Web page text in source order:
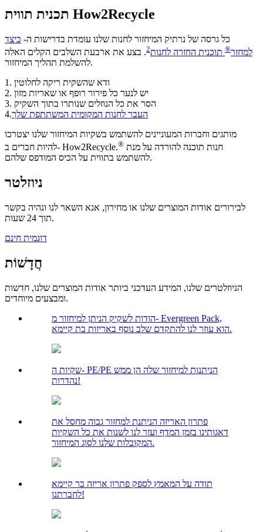
תכנית תווית How2Recycle
כל גרסה של נרתיק המיחזור לחנות שלנו עומדת בדרישות ה- כיצד
למחזר® תוכנית החזרה לחנות2. בצע את ארבעת השלבים הקלים האלה
להשלמת תהליך המיחזור.
1. ודא שהשקית ריקה לחלוטין
2. יש לנער כל פירור רופף או שאריות מזון
3. הסר את כל הנוזלים שנותרו בתוך השקיק
4.העבר לחנות המקומית המשתתפת שלך
מותגים וחברות המעוניינים להשתמש בשקיות המיחזור שלנו יצטרכו
להיות חברים ב- How2Recycle.®
להשתמש בתווית על הכיס המודפס שלהם.
ניוזלטר
לבירורים אודות המוצרים שלנו או מחירון, אנא השאר לנו ונהיה בקשר
תוך 24 שעות.
דוגמית חינם
חֲדָשׁוֹת
הניוזלטרים שלנו, המידע העדכני ביותר אודות המוצרים שלנו, חדשות
ומבצעים מיוחדים.
הודות לשקיק הניתן למיחזור מ- Evergreen Pack,
הוא עוזר לנו להתקדם שלב נוסף באריזות בת קיימא.
שקיות ה- PE/PE הניתנות למיחזור שלה הן ממש
נהדרות!
פתרון האריזה הניתנת למחזור גבוה מחסל את
דאגותינו בזמן המדף ועזר לנו לשנות את כל השקיות
המקובלות שלנו לסוג המיחזור.
תודה על המאמץ לספק פתרון אריזה בר קיימא
לחברתנו!